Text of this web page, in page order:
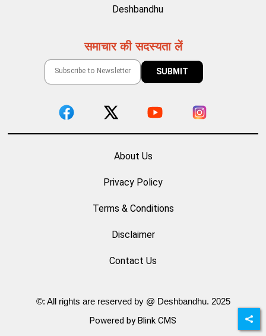
Deshbandhu
समाचार की सदस्यता लें
About Us
Privacy Policy
Terms & Conditions
Disclaimer
Contact Us
©: All rights are reserved by @ Deshbandhu. 2025
Powered by Blink CMS